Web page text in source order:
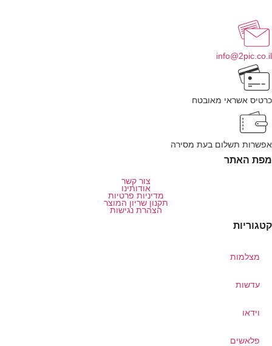
info@2pic.co.il
כרטיס אשראי מאובטח
אפשרות תשלום בעת מסירה
מפת האתר
צור קשר
אודותינו
מדיניות פרטיות
תקנון שריון המוצר
הצהרת נגישות
קטגוריות
מצלמות
עדשות
וידאו
פלאשים